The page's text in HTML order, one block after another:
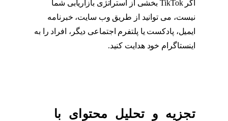
اگر TikTok بخشی از استراتژی بازاریابی شما
نیست، می توانید از طریق وب سایت، خبرنامه
ایمیل، پادکست یا پلتفرم اجتماعی دیگر، افراد را به
اینستاگرام خود هدایت کنید.
تجزیه و تحلیل محتوای با